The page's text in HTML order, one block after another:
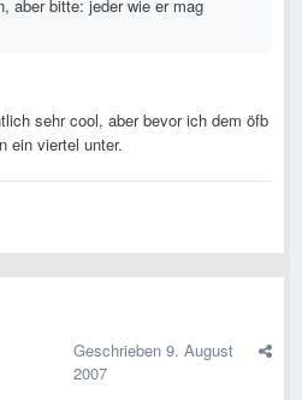
aber bitte: jeder wie er mag
sehr cool, aber bevor ich dem öfb
ein viertel unter.
Geschrieben 9. August
2007